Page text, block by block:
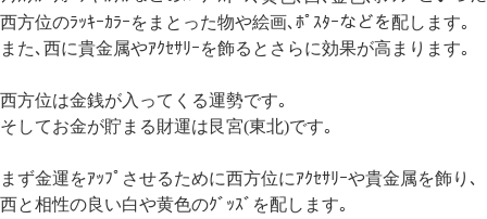
西方位のﾗｯｷｰｶﾗｰをまとった物や絵画､ﾎﾟｽﾀｰなどを配します｡
また､西に貴金属やｱｸｾｻﾘｰを飾るとさらに効果が高まります｡
西方位は金銭が入ってくる運勢です｡
そしてお金が貯まる財運は艮宮(東北)です｡
まず金運をｱｯﾌﾟさせるために西方位にｱｸｾｻﾘｰや貴金属を飾り､
西と相性の良い白や黄色のｸﾞｯｽﾞを配します｡